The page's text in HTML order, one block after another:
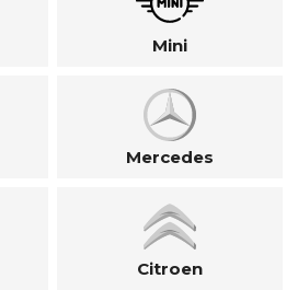
Mini
Mercedes
Citroen